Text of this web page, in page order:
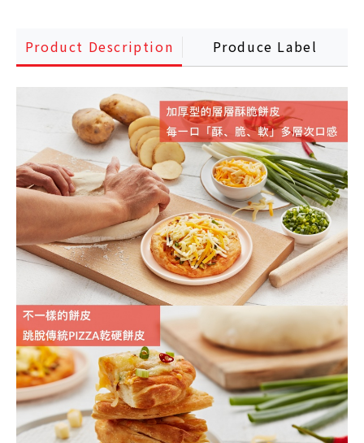
Product Description Produce Label